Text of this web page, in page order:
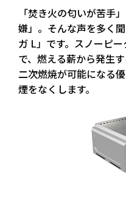
「焚き火の匂いが苦手
嫌」。そんな声を多く
ガ L」です。スノーピ
で、燃える薪から発生
二次燃焼が可能になる
煙をなくします。